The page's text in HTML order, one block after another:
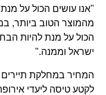
"אנו עושים הכול על
מהמוצר הטוב ביותר,
הכול על מנת להיות
ישראל וממנה."